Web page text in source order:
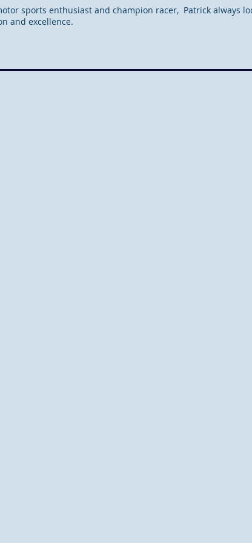
sports enthusiast and champion racer, Patrick always
and excellence.